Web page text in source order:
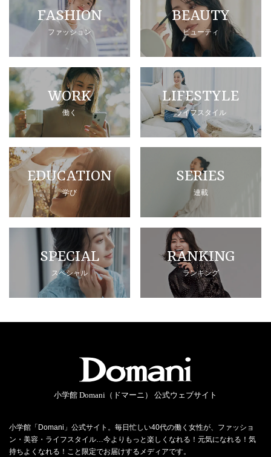
FASHION
ファッション
BEAUTY
ビューティ
WORK
働く
LIFESTYLE
ライフスタイル
EDUCATION
学び
SERIES
連載
SPECIAL
スペシャル
RANKING
ランキング
小学館 Domani（ドマーニ） 公式ウェブサイト
小学館「Domani」公式サイト。毎日忙しい40代の働く女性が、ファッショ
ン・美容・ライフスタイル…今よりもっと楽しくなれる！元気になれる！気
持ちよくなれる！こと限定でお届けするメディアです。